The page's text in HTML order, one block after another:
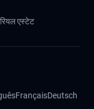
रियल एस्टेट
FrançaisDeutsch